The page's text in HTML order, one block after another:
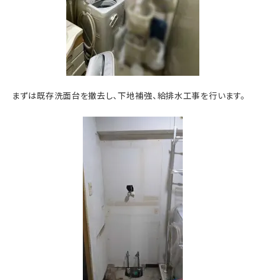
まずは既存洗面台を撤去し、下地補強、給排水工事を行います。